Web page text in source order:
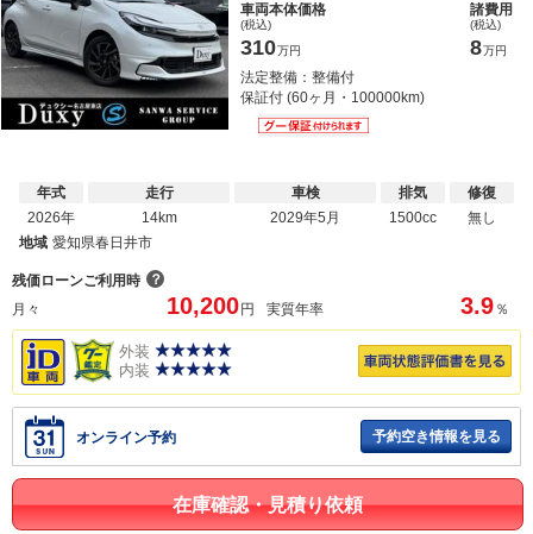
車両本体価格
(税込)
310万円
諸費用
(税込)
8万円
法定整備：整備付
保証付 (60ヶ月・100000km)
年式
2026年
走行
14km
車検
2029年5月
排気
1500cc
修復
無し
地域 愛知県春日井市
残価ローンご利用時 ？
月々
10,200 円 実質年率 3.9 ％
外装
内装
オンライン予約 予約空き情報を見る
在庫確認・見積り依頼